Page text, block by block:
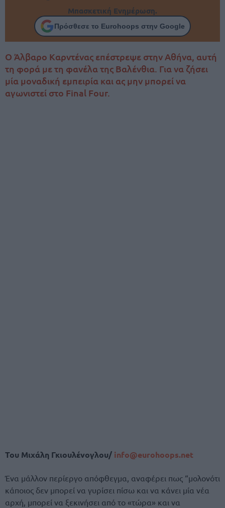
Μπασκετική Ενημέρωση.
Πρόσθεσε το Eurohoops στην Google
Ο Άλβαρο Καρντένας επέστρεψε στην Αθήνα, αυτή
τη φορά με τη φανέλα της Βαλένθια. Για να ζήσει
μία μοναδική εμπειρία και ας μην μπορεί να
αγωνιστεί στο Final Four.
Του Μιχάλη Γκιουλένογλου/ info@eurohoops.net
Ένα μάλλον περίεργο απόφθεγμα, αναφέρει πως “μολονότι
κάποιος δεν μπορεί να γυρίσει πίσω και να κάνει μία νέα
αρχή, μπορεί να ξεκινήσει από το «τώρα» και να